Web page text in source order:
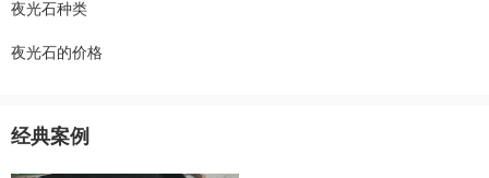
夜光石种类
夜光石的价格
经典案例